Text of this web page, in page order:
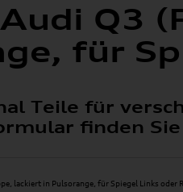
Q3
für
Teile für
finden